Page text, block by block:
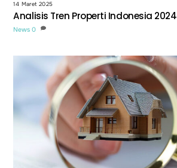
14 Maret 2025
Analisis Tren Properti Indonesia 2024
News 0